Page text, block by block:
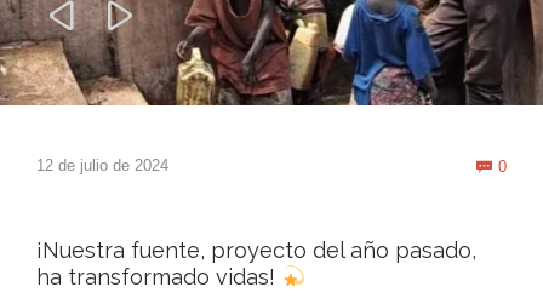
 
12 de julio de 2024  0
¡Nuestra fuente, proyecto del año pasado,
ha transformado vidas!